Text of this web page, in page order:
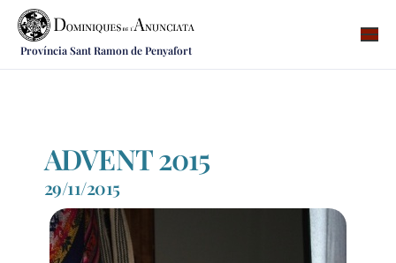
Província Sant Ramon de Penyafort
Qui som
Vocacions
Notícies
Recursos
ADVENT 2015
29/11/2015